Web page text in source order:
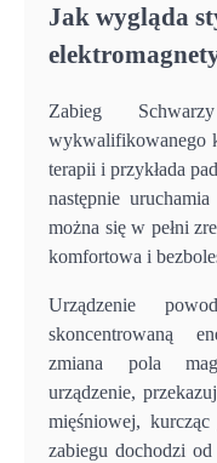
Jak wygląda
Zabieg
wykwalifikowanego
terapii i przykłada
następnie
można się w pełni
komfortowa i
Urządzenie
skoncentrowaną
zmiana pola
urządzenie,
mięśniowej,
zabiegu dochodzi